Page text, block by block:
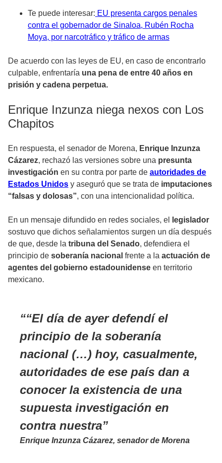
Te puede interesar: EU presenta cargos penales
contra el gobernador de Sinaloa, Rubén Rocha
Moya, por narcotráfico y tráfico de armas
De acuerdo con las leyes de EU, en caso de encontrarlo
culpable, enfrentaría una pena de entre 40 años en
prisión y cadena perpetua.
Enrique Inzunza niega nexos con Los
Chapitos
En respuesta, el senador de Morena, Enrique Inzunza
Cázarez, rechazó las versiones sobre una presunta
investigación en su contra por parte de autoridades de
Estados Unidos y aseguró que se trata de imputaciones
“falsas y dolosas”, con una intencionalidad política.
En un mensaje difundido en redes sociales, el
legislador
sostuvo que dichos señalamientos surgen un día después
de que, desde la tribuna del Senado, defendiera el
principio de soberanía nacional frente a la actuación de
agentes del gobierno estadounidense en territorio
mexicano.
“El día de ayerdefendí el
principio de la soberanía
nacional (…) hoy, casualmente,
autoridades de ese país dan a
conocer la existencia de una
supuesta investigación en
contra nuestra
Enrique Inzunza Cázarez, senador de Morena